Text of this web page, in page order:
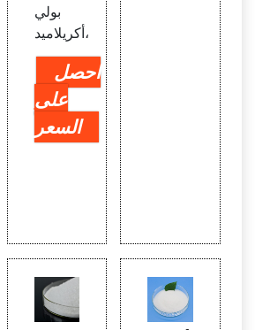
بولي
أكريلاميد،
احصل
على
السعر